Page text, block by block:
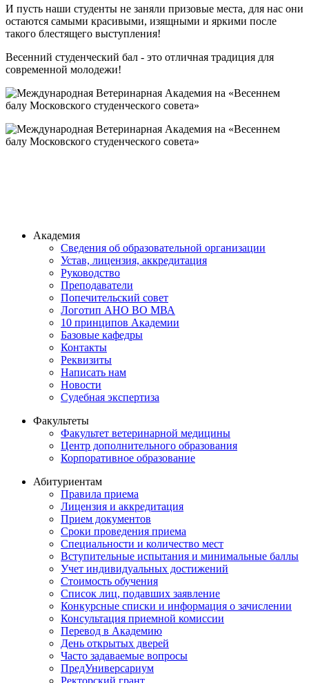
И пусть наши студенты не заняли призовые места, для нас они
остаются самыми красивыми, изящными и яркими после
такого блестящего выступления!
Весенний студенческий бал - это отличная традиция для
современной молодежи!
Академия
Сведения об образовательной организации
Устав, лицензия, аккредитация
Руководство
Преподаватели
Попечительский совет
Логотип АНО ВО МВА
10 принципов Академии
Базовые кафедры
Контакты
Реквизиты
Написать нам
Новости
Судебная экспертиза
Факультеты
Факультет ветеринарной медицины
Центр дополнительного образования
Корпоративное образование
Абитуриентам
Правила приема
Лицензия и аккредитация
Прием документов
Сроки проведения приема
Специальности и количество мест
Вступительные испытания и минимальные баллы
Учет индивидуальных достижений
Стоимость обучения
Список лиц, подавших заявление
Конкурсные списки и информация о зачислении
Консультация приемной комиссии
Перевод в Академию
День открытых дверей
Часто задаваемые вопросы
ПредУниверсариум
Ректорский грант